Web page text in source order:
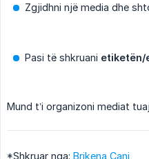
Zgjidhni një media dhe
Pasi të shkruani etiketën/
Mund t’i organizoni mediat
*Shkruar nga: Brikena Cani